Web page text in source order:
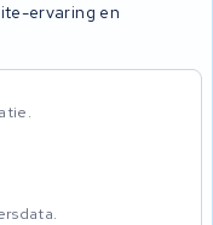
ervaring en